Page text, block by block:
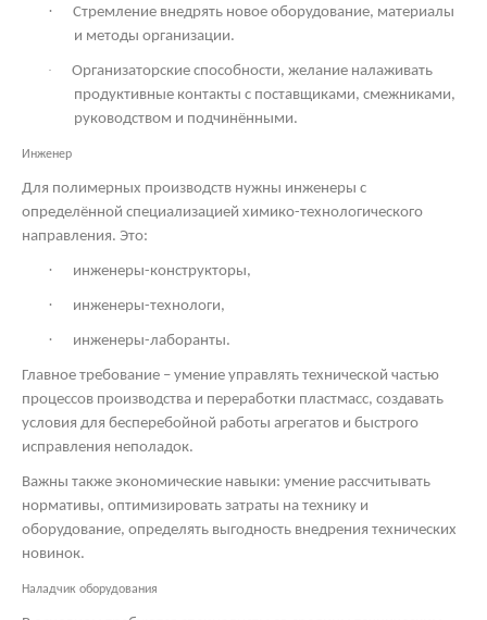
·
Стремление внедрять новое оборудование, материалы
и методы организации.
·
Организаторские способности, желание налаживать
продуктивные контакты с поставщиками, смежниками,
руководством и подчинёнными.
Инженер
Для полимерных производств нужны инженеры с
определённой специализацией химико-технологического
направления. Это:
· инженеры-конструкторы,
· инженеры-технологи,
· инженеры-лаборанты.
Главное требование – умение управлять технической частью
процессов производства и переработки пластмасс, создавать
условия для бесперебойной работы агрегатов и быстрого
исправления неполадок.
Важны также экономические навыки: умение рассчитывать
нормативы, оптимизировать затраты на технику и
оборудование, определять выгодность внедрения технических
новинок.
Наладчик оборудования